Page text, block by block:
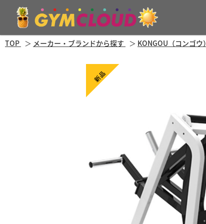
TOP メーカー・ブランドから探す KONGOU（コンゴウ）
新品